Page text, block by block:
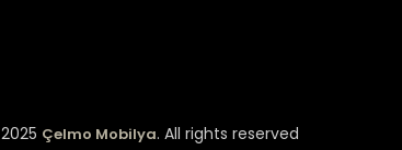
2025 Çelmo Mobilya. All rights reserved